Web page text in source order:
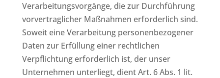
Verarbeitungsvorgänge, die zur Durchführung
vorvertraglicher Maßnahmen erforderlich sind.
Soweit eine Verarbeitung personenbezogener
Daten zur Erfüllung einer rechtlichen
Verpflichtung erforderlich ist, der unser
Unternehmen unterliegt, dient Art. 6 Abs. 1 lit.